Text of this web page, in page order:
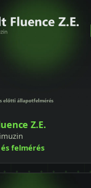
Z.E.
felmérés